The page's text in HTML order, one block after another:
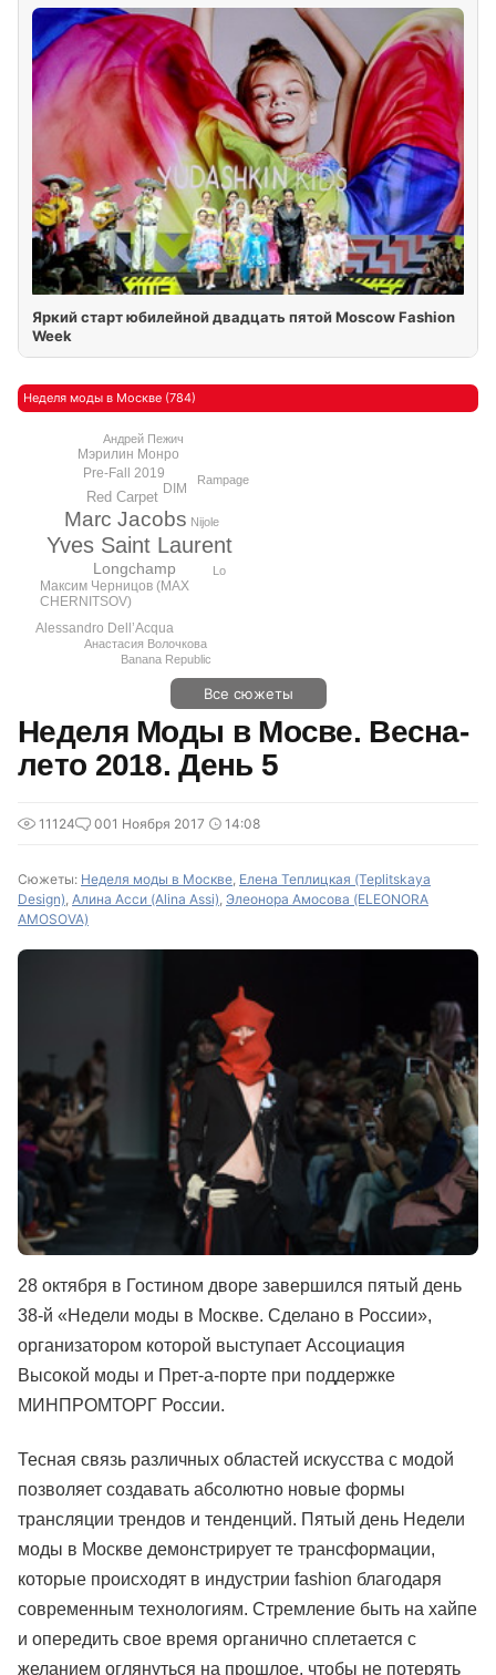
Яркий старт юбилейной двадцать пятой Moscow Fashion
Week
Неделя моды в Москве (784)
Yves Saint Laurent
Marc Jacobs
Longchamp
Red Carpet
Максим Черницов (MAX
CHERNITSOV)
Pre-Fall 2019
Мэрилин Монро
DIM
Alessandro Dell’Acqua
Banana Republic
Андрей Пежич
Анастасия Волочкова
Lo
Nijole
Rampage
Все сюжеты
Неделя Моды в Мосве. Весна-
лето 2018. День 5
11124 001 Ноября 2017 14:08
Сюжеты: Неделя моды в Москве Елена Теплицкая (Teplitskaya
Design) Алина Асси (Alina Assi) Элеонора Амосова (ELEONORA
AMOSOVA)
28 октября в Гостином дворе завершился пятый день
38-й «Недели моды в Москве. Сделано в России»,
организатором которой выступает Ассоциация
Высокой моды и Прет-а-порте при поддержке
МИНПРОМТОРГ России.
Тесная связь различных областей искусства с модой
позволяет создавать абсолютно новые формы
трансляции трендов и тенденций. Пятый день Недели
моды в Москве демонстрирует те трансформации,
которые происходят в индустрии fashion благодаря
современным технологиям. Стремление быть на хайпе
и опередить свое время органично сплетается с
желанием оглянуться на прошлое, чтобы не потерять